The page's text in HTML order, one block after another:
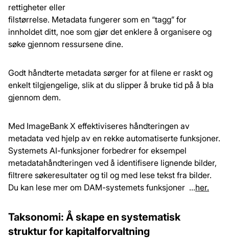
rettigheter eller
filstørrelse. Metadata fungerer som en “tagg” for
innholdet ditt, noe som gjør det enklere å organisere og
søke gjennom ressursene dine.
Godt håndterte metadata sørger for at filene er raskt og
enkelt tilgjengelige, slik at du slipper å bruke tid på å bla
gjennom dem.
Med ImageBank X effektiviseres håndteringen av
metadata ved hjelp av en rekke automatiserte funksjoner.
Systemets AI-funksjoner forbedrer for eksempel
metadatahåndteringen ved å identifisere lignende bilder,
filtrere søkeresultater og til og med lese tekst fra bilder.
Du kan lese mer om DAM-systemets funksjoner …her.
Taksonomi: Å skape en systematisk
struktur for kapitalforvaltning